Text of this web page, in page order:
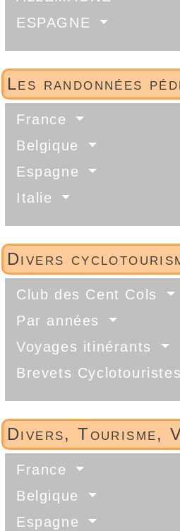
ESPAGNE
Les randonnées
France
Belgique
Espagne
Italie
Divers
Club des Cent Cols
Par années
Voyages itinérants
Brevets Cyclotouristes
Divers, Tourisme,
France
Belgique
Espagne